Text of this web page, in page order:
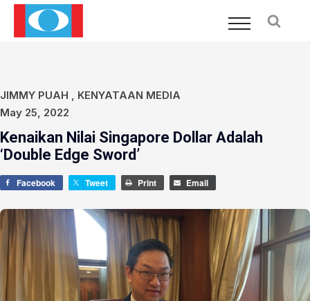
JIMMY PUAH , KENYATAAN MEDIA
May 25, 2022
Kenaikan Nilai Singapore Dollar Adalah
‘Double Edge Sword’
Facebook Tweet Print Email